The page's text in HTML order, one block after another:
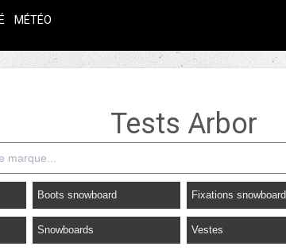
MÉTÉO
Tests Arbor
Boots snowboard Fixations snowboard
Snowboards Vestes